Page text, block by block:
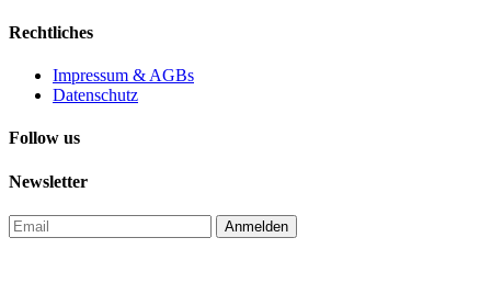
Rechtliches
Impressum & AGBs
Datenschutz
Follow us
Newsletter
Anmelden